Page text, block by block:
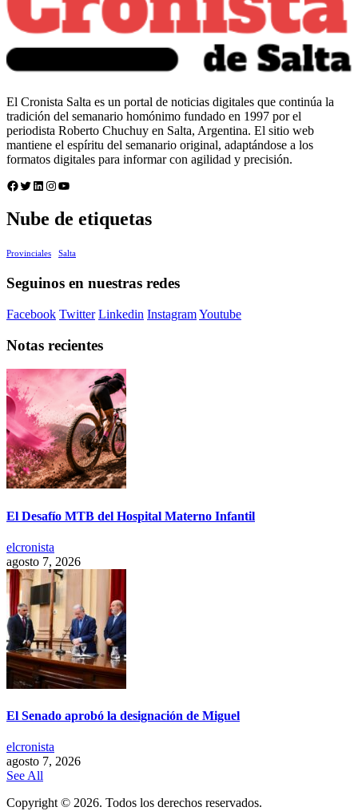
El Cronista Salta es un portal de noticias digitales que continúa la
tradición del semanario homónimo fundado en 1997 por el
periodista Roberto Chuchuy en Salta, Argentina. El sitio web
mantiene el espíritu del semanario original, adaptándose a los
formatos digitales para informar con agilidad y precisión.
Facebook
Twitter
LinkedIn
Instagram
YouTube
Nube de etiquetas
Provinciales Salta
Seguinos en nuestras redes
Facebook Twitter Linkedin InstagramYoutube
Notas recientes
El Desafío MTB del Hospital Materno Infantil
elcronista
agosto 7, 2026
El Senado aprobó la designación de Miguel
elcronista
agosto 7, 2026
See All
Copyright © 2026. Todos los derechos reservados.